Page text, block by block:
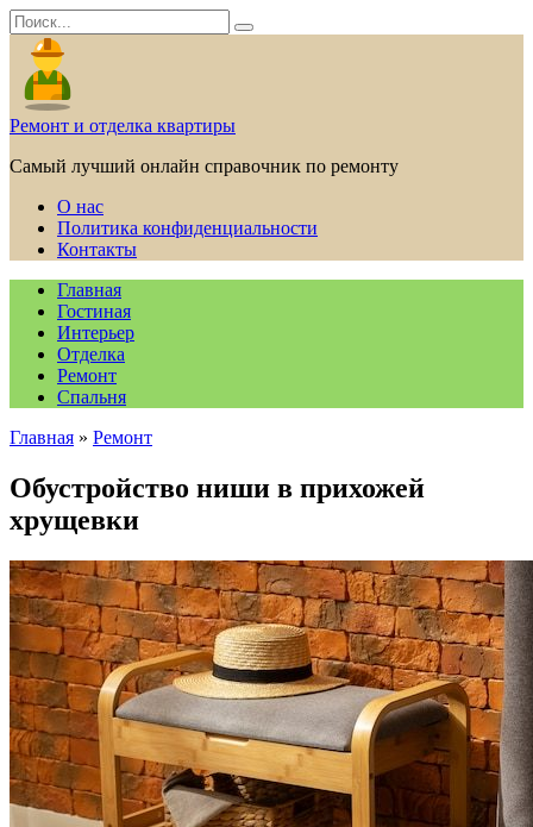
Перейти
к
содержанию
Search
for:
Ремонт и отделка квартиры
Самый лучший онлайн справочник по ремонту
О нас
Политика конфиденциальности
Контакты
Главная
Гостиная
Интерьер
Отделка
Ремонт
Спальня
Главная » Ремонт
Обустройство ниши в прихожей
хрущевки